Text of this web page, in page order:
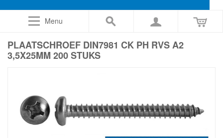
Menu
PLAATSCHROEF DIN7981 CK PH RVS A2
3,5X25MM 200 STUKS